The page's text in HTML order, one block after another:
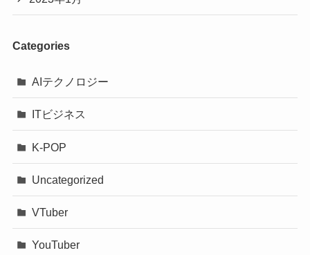
Categories
AIテクノロジー
ITビジネス
K-POP
Uncategorized
VTuber
YouTuber